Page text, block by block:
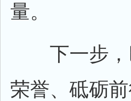
量。
下一步，
荣誉、砥砺